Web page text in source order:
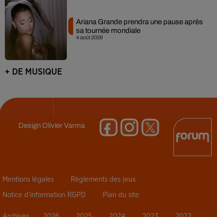
4 août 2026
Ariana Grande prendra une pause après
sa tournée mondiale
+ DE MUSIQUE
DesignOlivier Varma
Mentions légales Règlements des jeux
Notice d’information RGPD Plan du site